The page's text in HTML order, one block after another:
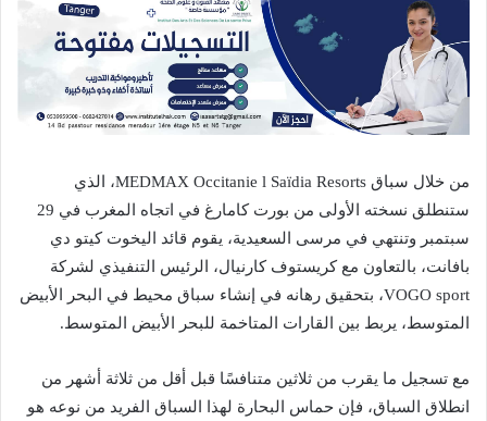
من خلال سباق MEDMAX Occitanie l Saïdia Resorts، الذي
ستنطلق نسخته الأولى من بورت كامارغ في اتجاه المغرب في 29
سبتمبر وتنتهي في مرسى السعيدية، يقوم قائد اليخوت كيتو دي
بافانت، بالتعاون مع كريستوف كارنيال، الرئيس التنفيذي لشركة
VOGO sport، بتحقيق رهانه في إنشاء سباق محيط في البحر الأبيض
المتوسط، يربط بين القارات المتاخمة للبحر الأبيض المتوسط.
مع تسجيل ما يقرب من ثلاثين متنافسًا قبل أقل من ثلاثة أشهر من
انطلاق السباق، فإن حماس البحارة لهذا السباق الفريد من نوعه هو